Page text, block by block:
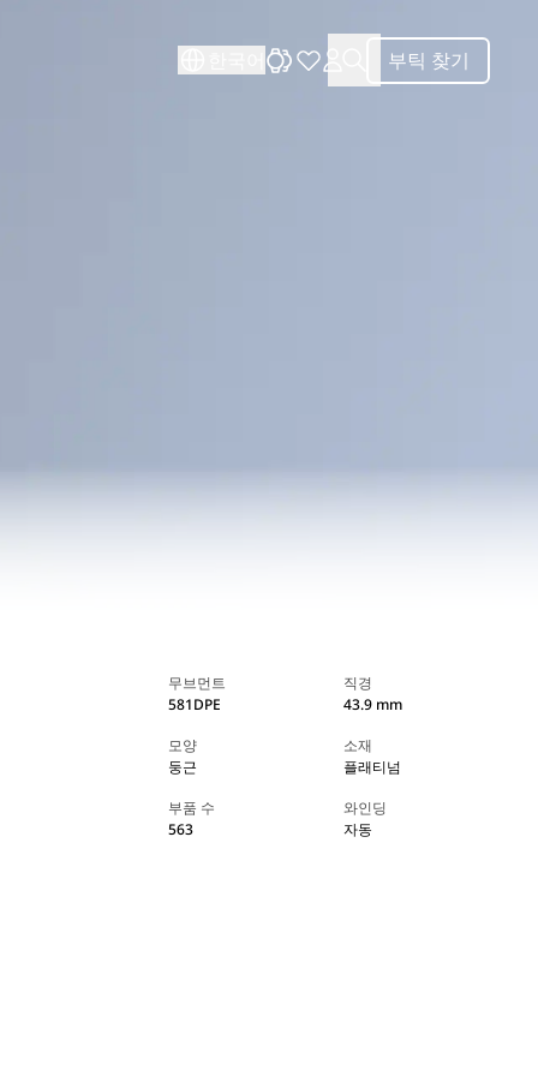
부틱 찾기
무브먼트
581DPE
직경
43.9 mm
모양
둥근
소재
플래티넘
부품 수
563
와인딩
자동
닫기
닫기